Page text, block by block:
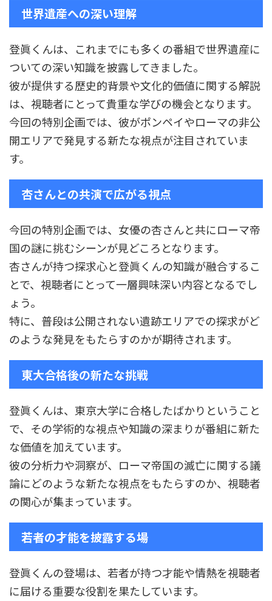
世界遺産への深い理解
登眞くんは、これまでにも多くの番組で世界遺産に
ついての深い知識を披露してきました。
彼が提供する歴史的背景や文化的価値に関する解説
は、視聴者にとって貴重な学びの機会となります。
今回の特別企画では、彼がポンペイやローマの非公
開エリアで発見する新たな視点が注目されていま
す。
杏さんとの共演で広がる視点
今回の特別企画では、女優の杏さんと共にローマ帝
国の謎に挑むシーンが見どころとなります。
杏さんが持つ探求心と登眞くんの知識が融合するこ
とで、視聴者にとって一層興味深い内容となるでし
ょう。
特に、普段は公開されない遺跡エリアでの探求がど
のような発見をもたらすのかが期待されます。
東大合格後の新たな挑戦
登眞くんは、東京大学に合格したばかりということ
で、その学術的な視点や知識の深まりが番組に新た
な価値を加えています。
彼の分析力や洞察が、ローマ帝国の滅亡に関する議
論にどのような新たな視点をもたらすのか、視聴者
の関心が集まっています。
若者の才能を披露する場
登眞くんの登場は、若者が持つ才能や情熱を視聴者
に届ける重要な役割を果たしています。